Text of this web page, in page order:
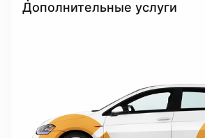
Дополнительные услуги